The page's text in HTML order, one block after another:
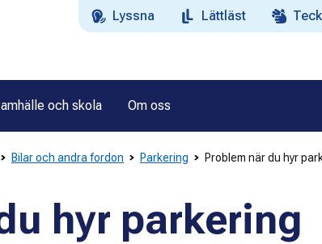
Lyssna Lättläst
och skola Om oss
Bilar och andra fordon Parkering Problem när du hyr
hyr parkering